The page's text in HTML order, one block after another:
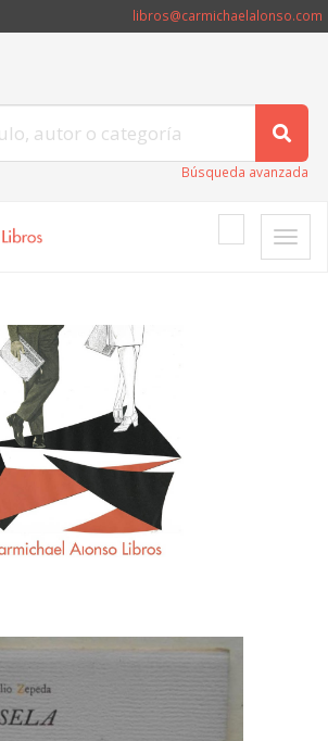
libros@carmichaelalonso.com
Búsqueda avanzada
Toggle